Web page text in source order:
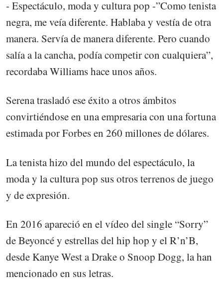
- Espectáculo, moda y cultura pop -”Como tenista
negra, me veía diferente. Hablaba y vestía de otra
manera. Servía de manera diferente. Pero cuando
salía a la cancha, podía competir con cualquiera”,
recordaba Williams hace unos años.
Serena trasladó ese éxito a otros ámbitos
convirtiéndose en una empresaria con una fortuna
estimada por Forbes en 260 millones de dólares.
La tenista hizo del mundo del espectáculo, la
moda y la cultura pop sus otros terrenos de juego
y de expresión.
En 2016 apareció en el vídeo del single “Sorry”
de Beyoncé y estrellas del hip hop y el R’n’B,
desde Kanye West a Drake o Snoop Dogg, la han
mencionado en sus letras.